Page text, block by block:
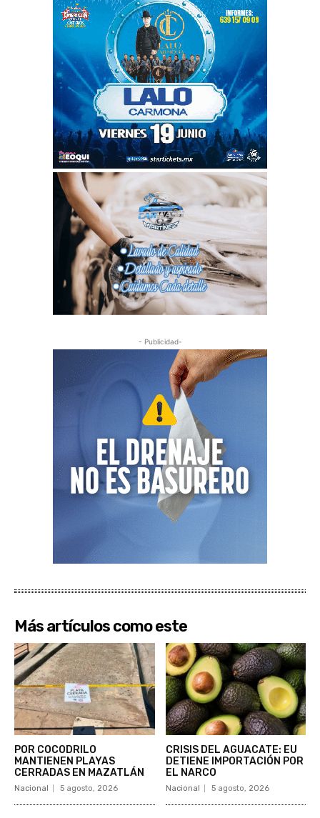
- Publicidad-
Más artículos como este
POR COCODRILO
MANTIENEN PLAYAS
CERRADAS EN MAZATLÁN
Nacional 5 agosto, 2026
CRISIS DEL AGUACATE: EU
DETIENE IMPORTACIÓN POR
EL NARCO
Nacional 5 agosto, 2026